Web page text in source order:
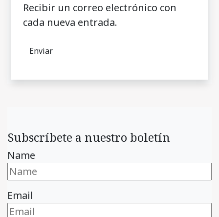
Recibir un correo electrónico con
cada nueva entrada.
Subscríbete a nuestro boletín
Name
Email